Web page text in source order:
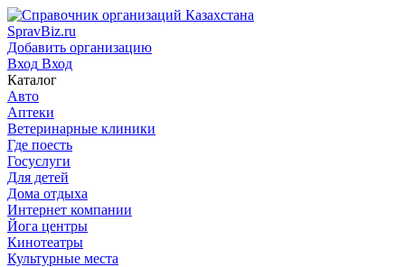
SpravBiz.ru
Добавить организацию
Вход Вход
Каталог
Авто
Аптеки
Ветеринарные клиники
Где поесть
Госуслуги
Для детей
Дома отдыха
Интернет компании
Йога центры
Кинотеатры
Культурные места